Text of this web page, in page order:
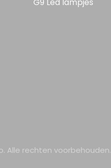
Alle rechten voorbehouden.